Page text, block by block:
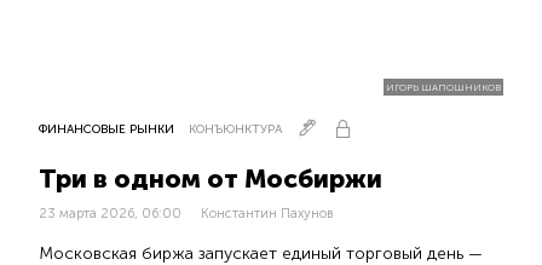
ИГОРЬ ШАПОШНИКОВ
ФИНАНСОВЫЕ РЫНКИ КОНЪЮНКТУРА
Три в одном от Мосбиржи
23 марта 2026, 06:00 Константин Пахунов
Московская биржа запускает единый торговый день —